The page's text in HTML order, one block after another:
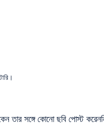
তার সঙ্গে কোনো ছবি পোস্ট